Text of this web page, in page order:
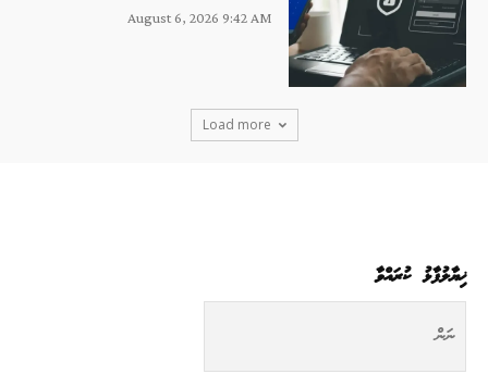
August 6, 2026 9:42 AM
Load more
ޚިޔާލުފާޅު ކުރައްވާ